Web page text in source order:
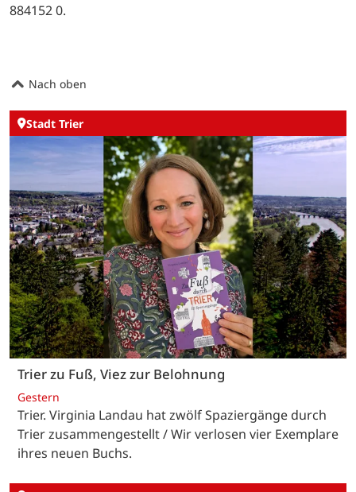
884152 0.
Nach oben
Stadt Trier
Trier zu Fuß, Viez zur Belohnung
Gestern
Trier. Virginia Landau hat zwölf Spaziergänge durch
Trier zusammengestellt / Wir verlosen vier Exemplare
ihres neuen Buchs.